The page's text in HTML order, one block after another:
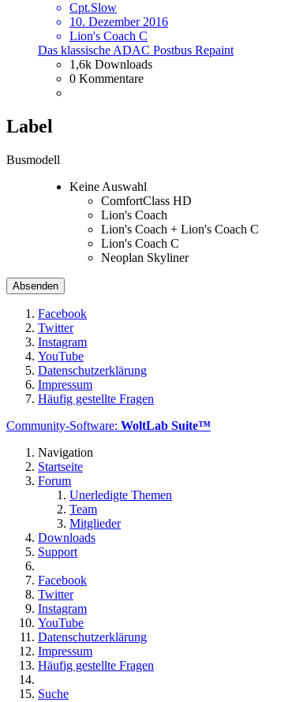
Cpt.Slow
10. Dezember 2016
Lion's Coach C
Das klassische ADAC Postbus Repaint
1,6k Downloads
0 Kommentare
Label
Busmodell
Keine Auswahl
ComfortClass HD
Lion's Coach
Lion's Coach + Lion's Coach C
Lion's Coach C
Neoplan Skyliner
Facebook
Twitter
Instagram
YouTube
Datenschutzerklärung
Impressum
Häufig gestellte Fragen
Community-Software: WoltLab Suite™
Navigation
Startseite
Forum
Unerledigte Themen
Team
Mitglieder
Downloads
Support
Facebook
Twitter
Instagram
YouTube
Datenschutzerklärung
Impressum
Häufig gestellte Fragen
Suche